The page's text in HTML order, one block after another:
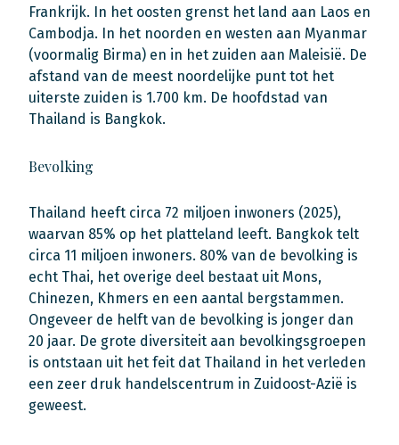
Frankrijk. In het oosten grenst het land aan Laos en
Cambodja. In het noorden en westen aan Myanmar
(voormalig Birma) en in het zuiden aan Maleisië. De
afstand van de meest noordelijke punt tot het
uiterste zuiden is 1.700 km. De hoofdstad van
Thailand is Bangkok.
Bevolking
Thailand heeft circa 72 miljoen inwoners (2025),
waarvan 85% op het platteland leeft. Bangkok telt
circa 11 miljoen inwoners. 80% van de bevolking is
echt Thai, het overige deel bestaat uit Mons,
Chinezen, Khmers en een aantal bergstammen.
Ongeveer de helft van de bevolking is jonger dan
20 jaar. De grote diversiteit aan bevolkingsgroepen
is ontstaan uit het feit dat Thailand in het verleden
een zeer druk handelscentrum in Zuidoost-Azië is
geweest.